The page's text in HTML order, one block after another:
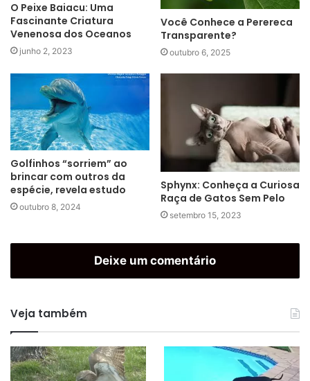
O Peixe Baiacu: Uma
Fascinante Criatura
Venenosa dos Oceanos
junho 2, 2023
Você Conhece a Perereca
Transparente?
outubro 6, 2025
Golfinhos “sorriem” ao
brincar com outros da
espécie, revela estudo
outubro 8, 2024
Sphynx: Conheça a Curiosa
Raça de Gatos Sem Pelo
setembro 15, 2023
Deixe um comentário
Veja também